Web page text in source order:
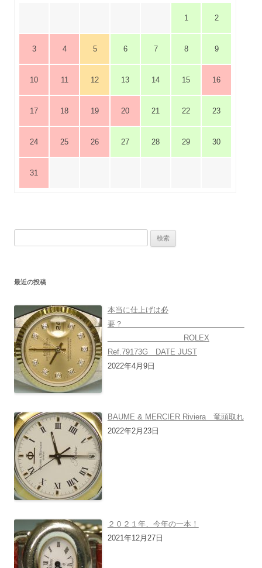
1 2
3 4 5 6 7 8 9
10 11 12 13 14 15 16
17 18 19 20 21 22 23
24 25 26 27 28 29 30
31
最近の投稿
本当に仕上げは必
要？
ROLEX
Ref.79173G DATE JUST
2022年4月9日
BAUME & MERCIER Riviera 竜頭取れ
2022年2月23日
２０２１年、今年の一本！
2021年12月27日